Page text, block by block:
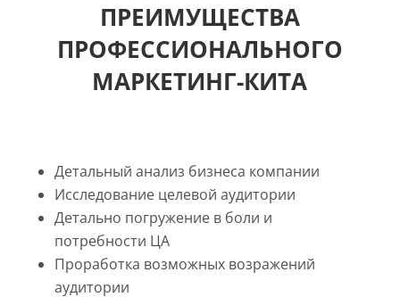
ПРЕИМУЩЕСТВА
ПРОФЕССИОНАЛЬНОГО
МАРКЕТИНГ-КИТА
Детальный анализ бизнеса компании
Исследование целевой аудитории
Детально погружение в боли и
потребности ЦА
Проработка возможных возражений
аудитории